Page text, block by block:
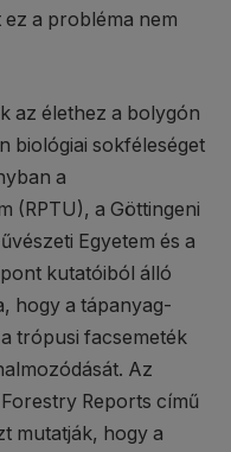
a probléma nem
az élethez a bolygón
biológiai sokféleséget
a
(RPTU), a Göttingeni
Egyetem és a
kutatóiból álló
hogy a tápanyag-
trópusi facsemeték
Az
Reports című
mutatják, hogy a